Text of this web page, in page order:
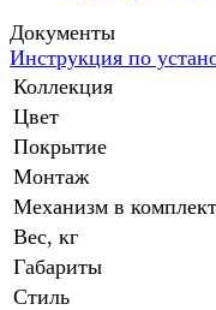
Документы
Инструкция по
Коллекция
Цвет
Покрытие
Монтаж
Механизм в
Вес, кг
Габариты
Стиль